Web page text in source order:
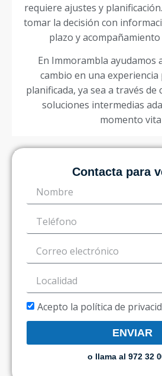
requiere ajustes y
tomar la decisión con
plazo y
En Immorambla ayudamos
cambio en una
planificada, ya sea a través
soluciones intermedias
momento
Contacta para
Acepto la política de
ENVIAR
o llama al 972 32